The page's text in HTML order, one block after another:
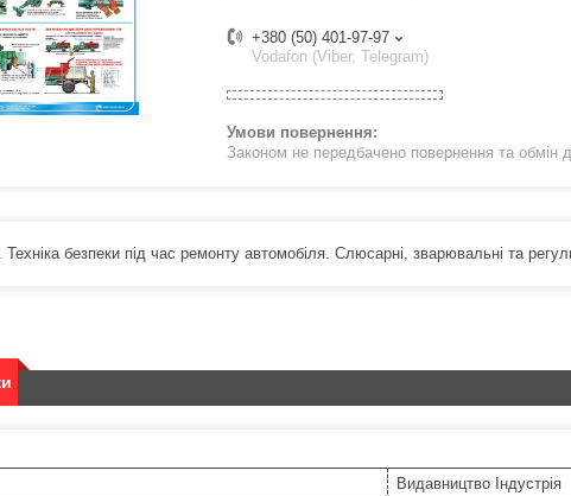
+380 (50) 401-97-97
Vodafon (Viber, Telegram)
Законом не передбачено повернення та обмін
безпеки під час ремонту автомобіля. Слюсарні, зварювальні та
Видавництво Індустрія